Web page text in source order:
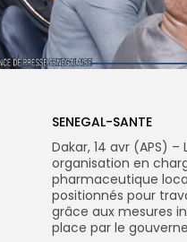
SENEGAL-SANTE
Dakar, 14 avr (APS)
organisation en
pharmaceutique
positionnés pour
grâce aux mesures
place par le